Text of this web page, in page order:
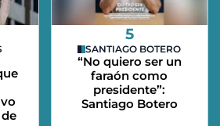
5
SANTIAGO BOTERO
“No quiero ser un
faraón como
presidente”:
Santiago Botero